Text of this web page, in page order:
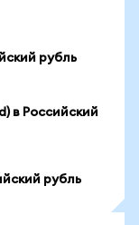
рубль
в Российский
рубль